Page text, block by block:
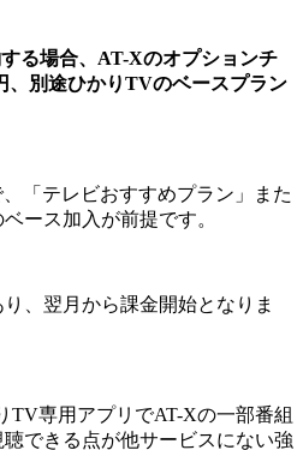
る場合、AT-Xのオプションチ
、別途ひかりTVのベースプラン
、「テレビおすすめプラン」また
ース加入が前提です。
、翌月から課金開始となりま
TV専用アプリでAT-Xの一部番組
できる点が他サービスにない強